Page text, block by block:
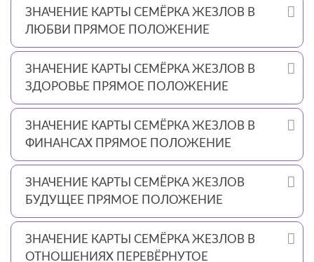
ЗНАЧЕНИЕ КАРТЫ СЕМЁРКА ЖЕЗЛОВ В
ЛЮБВИ ПРЯМОЕ ПОЛОЖЕНИЕ
ЗНАЧЕНИЕ КАРТЫ СЕМЁРКА ЖЕЗЛОВ В
ЗДОРОВЬЕ ПРЯМОЕ ПОЛОЖЕНИЕ
ЗНАЧЕНИЕ КАРТЫ СЕМЁРКА ЖЕЗЛОВ В
ФИНАНСАХ ПРЯМОЕ ПОЛОЖЕНИЕ
ЗНАЧЕНИЕ КАРТЫ СЕМЁРКА ЖЕЗЛОВ
БУДУЩЕЕ ПРЯМОЕ ПОЛОЖЕНИЕ
ЗНАЧЕНИЕ КАРТЫ СЕМЁРКА ЖЕЗЛОВ В
ОТНОШЕНИЯХ ПЕРЕВЁРНУТОЕ